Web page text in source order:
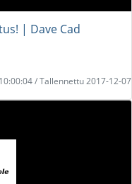
| Dave Cad
/ Tallennettu 2017-12-07